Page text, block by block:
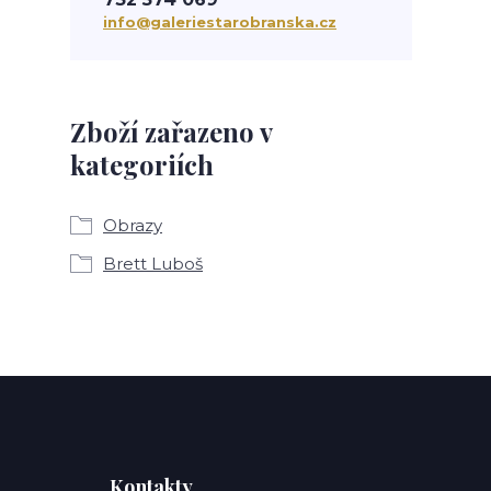
Zboží zařazeno v
kategoriích
Obrazy
Brett Luboš
info@galeriestarobranska.cz